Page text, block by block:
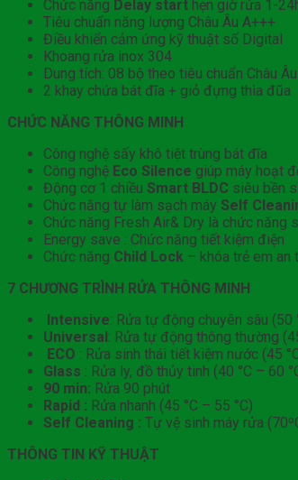
Chức năng Delay start hẹn giờ rửa 1-
Tiêu chuẩn năng lượng Châu Âu A+++
Điều khiển cảm ứng kỹ thuật số Digital
Khoang rửa inox 304
Dung tích: 08 bộ theo tiêu chuẩn Châu Âu
2 khay chứa bát đĩa + giỏ đựng thìa đũa
CHỨC NĂNG THÔNG MINH
Công nghệ sấy khô tiệt trùng bát đĩa
Công nghệ Eco Silence giúp máy hoạt
Động cơ 1 chiều Smart BLDC siêu bền
Chức năng tự làm sạch máy Self
Chức năng Fresh Air& Dry là chức năng
Energy save : Chức năng tiết kiệm điện
Chức năng Child Lock – khóa trẻ em an
7 CHƯƠNG TRÌNH RỬA THÔNG MINH
Intensive: Rửa tự động chuyên sâu (50
Universal: Rửa tự động thông thường
ECO : Rửa sinh thái tiết kiệm nước (45
Glass : Rửa ly, đồ thủy tinh (40 °C – 60
90 min: Rửa 90 phút
Rapid : Rửa nhanh (45 °C – 55 °C)
Self Cleaning : Tự vệ sinh máy rửa
THÔNG TIN KỸ THUẬT